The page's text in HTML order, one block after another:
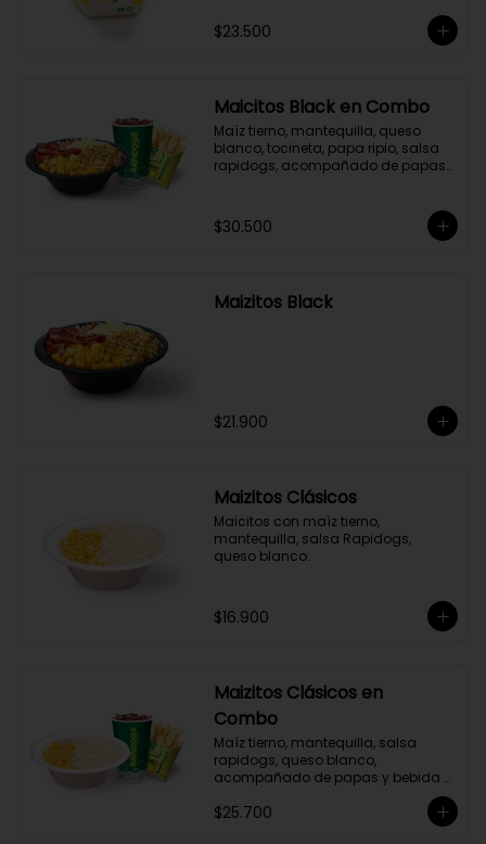
$23.500
Maicitos Black en Combo
Maíz tierno, mantequilla, queso
blanco, tocineta, papa ripio, salsa
rapidogs, acompañado de papas
$30.500
Maizitos Black
$21.900
Maizitos Clásicos
Maicitos con maíz tierno,
mantequilla, salsa Rapidogs,
queso blanco.
$16.900
Maizitos Clásicos en
Combo
Maíz tierno, mantequilla, salsa
rapidogs, queso blanco,
acompañado de papas y bebida a
$25.700